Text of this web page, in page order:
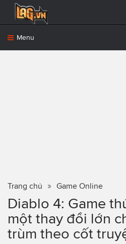
Menu
Trang chủ Game Online
Diablo 4: Game
một thay đổi lớn
trùm theo cốt